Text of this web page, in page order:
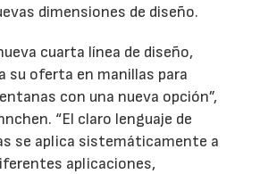
dimensiones de diseño.
cuarta línea de diseño,
su oferta en manillas para
con una nueva opción”,
“El claro lenguaje de
se aplica sistemáticamente a
aplicaciones,